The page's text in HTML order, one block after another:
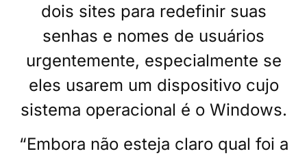
dois sites para redefinir suas
senhas e nomes de usuários
urgentemente, especialmente se
eles usarem um dispositivo cujo
sistema operacional é o Windows.
“Embora não esteja claro qual foi a